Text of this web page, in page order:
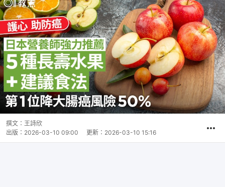
撰文： 王詩欣
出版： 2026-03-10 09:00 更新： 2026-03-10 15:16